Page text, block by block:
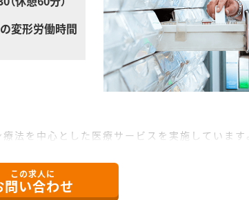
変形労働時間
法を中心とした医療サービスを実施しています。
す。
この求人に
問い合わせ